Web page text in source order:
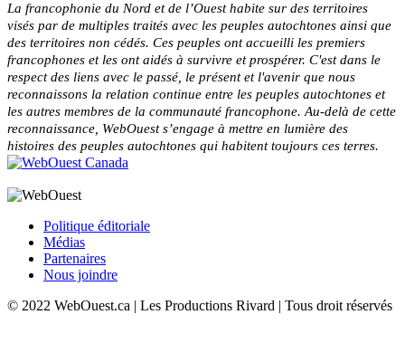
La francophonie du Nord et de l’Ouest habite sur des territoires
visés par de multiples traités avec les peuples autochtones ainsi que
des territoires non cédés. Ces peuples ont accueilli les premiers
francophones et les ont aidés à survivre et prospérer. C'est dans le
respect des liens avec le passé, le présent et l'avenir que nous
reconnaissons la relation continue entre les peuples autochtones et
les autres membres de la communauté francophone. Au-delà de cette
reconnaissance, WebOuest s’engage à mettre en lumière des
histoires des peuples autochtones qui habitent toujours ces terres.
Politique éditoriale
Médias
Partenaires
Nous joindre
© 2022 WebOuest.ca | Les Productions Rivard | Tous droit réservés